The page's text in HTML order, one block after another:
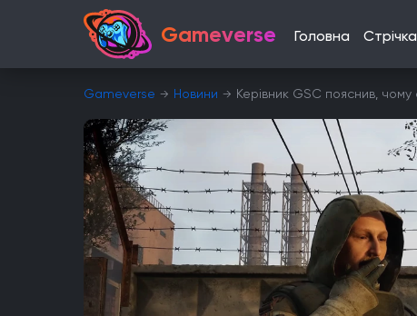
Gameverse Головна Стрічка
Gameverse Новини Керівник GSC пояснив, чому